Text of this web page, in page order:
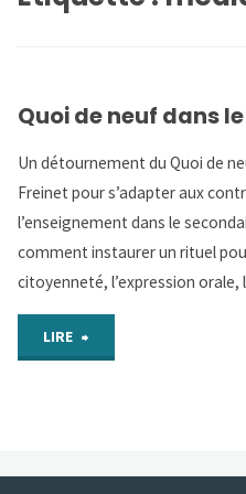
Quoi de neuf dans
Un détournement du Quoi de
Freinet pour s’adapter aux
l’enseignement dans le
comment instaurer un rituel
citoyenneté, l’expression orale,
LIRE
dans